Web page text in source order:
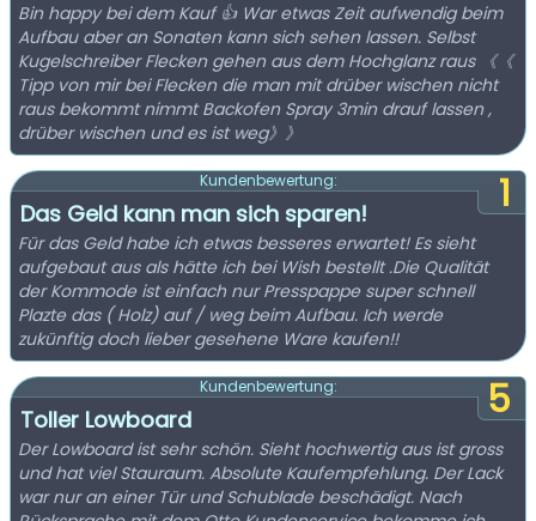
Bin happy bei dem Kauf 👍 War etwas Zeit aufwendig beim
Aufbau aber an Sonaten kann sich sehen lassen. Selbst
Kugelschreiber Flecken gehen aus dem Hochglanz raus 《《
Tipp von mir bei Flecken die man mit drüber wischen nicht
raus bekommt nimmt Backofen Spray 3min drauf lassen ,
drüber wischen und es ist weg》》
1
Kundenbewertung:
Das Geld kann man sich sparen!
Für das Geld habe ich etwas besseres erwartet! Es sieht
aufgebaut aus als hätte ich bei Wish bestellt .Die Qualität
der Kommode ist einfach nur Presspappe super schnell
Plazte das ( Holz) auf / weg beim Aufbau. Ich werde
zukünftig doch lieber gesehene Ware kaufen!!
5
Kundenbewertung:
Toller Lowboard
Der Lowboard ist sehr schön. Sieht hochwertig aus ist gross
und hat viel Stauraum. Absolute Kaufempfehlung. Der Lack
war nur an einer Tür und Schublade beschädigt. Nach